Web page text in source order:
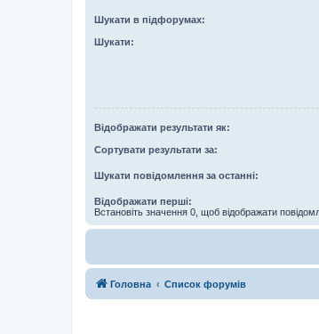
Шукати в підфорумах:
Шукати:
Відображати результати як:
Сортувати результати за:
Шукати повідомлення за останні:
Відображати перші:
Встановіть значення 0, щоб відображати
Головна Список форумів